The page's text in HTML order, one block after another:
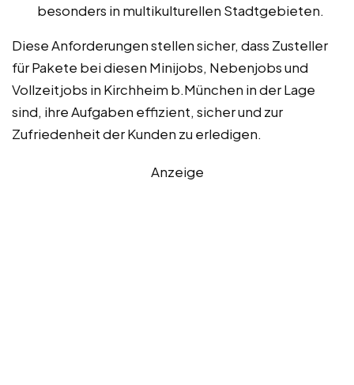
besonders in multikulturellen Stadtgebieten.
Diese Anforderungen stellen sicher, dass Zusteller
für Pakete bei diesen Minijobs, Nebenjobs und
Vollzeitjobs in Kirchheim b.München in der Lage
sind, ihre Aufgaben effizient, sicher und zur
Zufriedenheit der Kunden zu erledigen.
Anzeige